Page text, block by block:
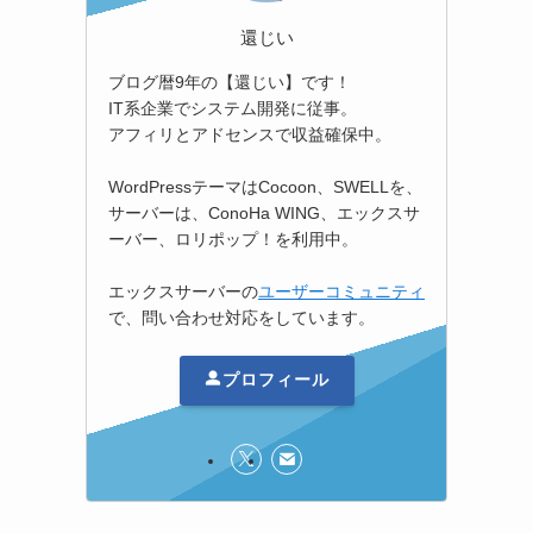
還じい
ブログ暦9年の【還じい】です！
IT系企業でシステム開発に従事。
アフィリとアドセンスで収益確保中。
WordPressテーマはCocoon、SWELLを、
サーバーは、ConoHa WING、エックスサ
ーバー、ロリポップ！を利用中。
エックスサーバーのユーザーコミュニティ
で、問い合わせ対応をしています。
プロフィール